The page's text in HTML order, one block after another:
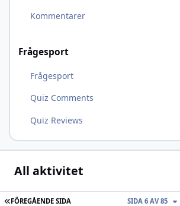
Kommentarer
Frågesport
Frågesport
Quiz Comments
Quiz Reviews
All aktivitet
FÖRSTA SIDAN
FÖREGÅENDE SIDA SIDA 6 AV 85